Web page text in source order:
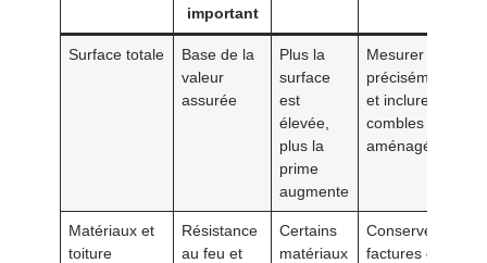
important
Surface totale
Base de la
valeur
assurée
Plus la
surface
est
élevée,
plus la
prime
augmente
Mesurer
précisément
et inclure les
combles
aménagés
Matériaux et
toiture
Résistance
au feu et
Certains
matériaux
Conserver les
factures de